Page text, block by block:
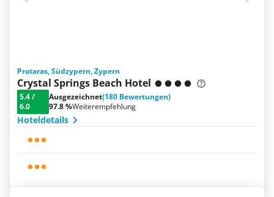
Protaras, Südzypern, Zypern
Crystal Springs Beach Hotel
5.4/
6.0
Ausgezeichnet(180 Bewertungen)
97.8 %Weiterempfehlung
Hoteldetails